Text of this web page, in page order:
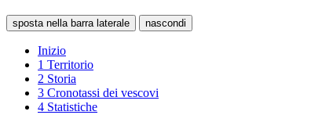
sposta nella barra laterale nascondi
Inizio
1 Territorio
2 Storia
3 Cronotassi dei vescovi
4 Statistiche